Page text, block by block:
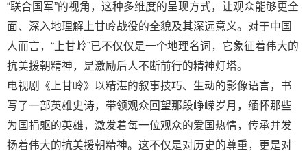
“联合国军”的视角，这种多维度的呈现方式，让观众能够更全
面、深入地理解上甘岭战役的全貌及其深远意义。对于中国
人而言，“上甘岭”已不仅仅是一个地理名词，它象征着伟大的
抗美援朝精神，是激励后人不断前行的精神灯塔。
电视剧《上甘岭》以精湛的叙事技巧、生动的影像语言，书
写了一部英雄史诗，带领观众回望那段峥嵘岁月，缅怀那些
为国捐躯的英雄，激发着每一位观众的爱国热情，传承并发
扬着伟大的抗美援朝精神。这不仅是对历史的尊重，更是对